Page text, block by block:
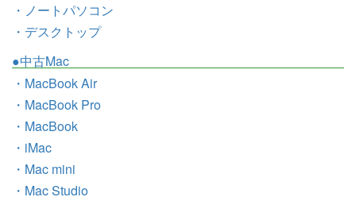
・ノートパソコン
・デスクトップ
●中古Mac
・MacBook Air
・MacBook Pro
・MacBook
・iMac
・Mac mini
・Mac Studio